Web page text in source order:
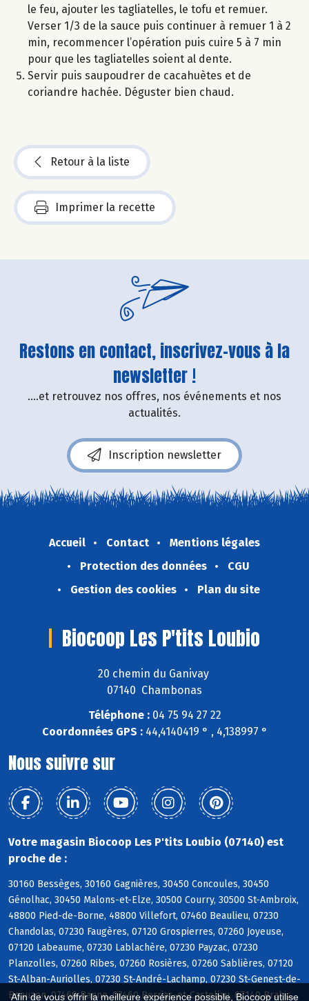
Afin de vous offrir la meilleure expérience possible, Biocoop utilise
le feu, ajouter les tagliatelles, le tofu et remuer.
Verser 1/3 de la sauce puis continuer à remuer 1 à 2
min, recommencer l’opération puis cuire 5 à 7 min
pour que les tagliatelles soient al dente.
Servir puis saupoudrer de cacahuètes et de
coriandre hachée. Déguster bien chaud.
Retour à la liste
Imprimer la recette
Restons en contact, inscrivez-vous à la
newsletter !
....et retrouvez nos offres, nos événements et nos
actualités.
Inscription newsletter
Accueil Contact
Mentions légales
Protection des données
CGU
Gestion des cookies
Plan du site
Biocoop Les P'tits Loubio
20 chemin du Ganivay
07140 Chambonas
Téléphone :04 75 94 27 22
Coordonnées GPS :44,4140419 ° , 4,138997 °
Nous suivre sur
Votre magasin Biocoop Les P'tits Loubio (07140) est
proche de :
30160 Bessèges, 30160 Gagnières, 30450 Concoules, 30450
Génolhac, 30450 Malons-et-Elze, 30500 Courry, 30500 St-Ambroix,
48800 Pied-de-Borne, 48800 Villefort, 07460 Beaulieu, 07230
Chandolas, 07230 Faugères, 07120 Grospierres, 07260 Joyeuse,
07120 Labeaume, 07230 Lablachère, 07230 Payzac, 07230
Planzolles, 07260 Ribes, 07260 Rosières, 07260 Sablières, 07120
St-Alban-Auriolles, 07230 St-André-Lachamp, 07230 St-Genest-de-
Beauzon, 07460 Banne, 07460 Berrias-et-Casteljau, 07140 Brahic,